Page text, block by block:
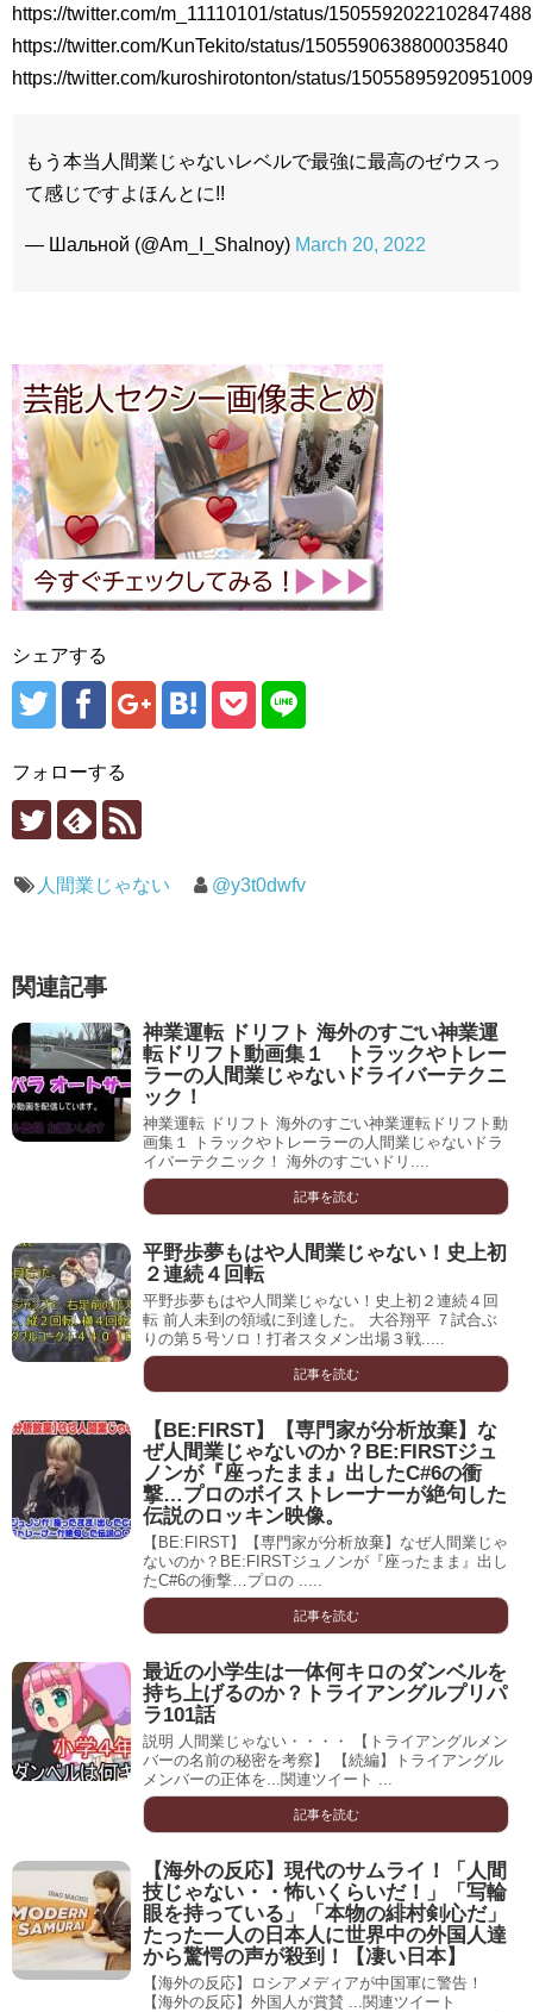
https://twitter.com/m_11110101/status/1505592022102847488
https://twitter.com/KunTekito/status/1505590638800035840
https://twitter.com/kuroshirotonton/status/
もう本当人間業じゃないレベルで最強に最高のゼウスっ
て感じですよほんとに!!
— Шальной (@Am_I_Shalnoy) March 20, 2022
シェアする
フォローする
人間業じゃない @y3t0dwfv
関連記事
神業運転 ドリフト 海外のすごい神業運
転ドリフト動画集１ トラックやトレー
ラーの人間業じゃないドライバーテクニ
ック！
神業運転 ドリフト 海外のすごい神業運転ドリフト動
画集１ トラックやトレーラーの人間業じゃないドラ
イバーテクニック！ 海外のすごいドリ....
記事を読む
平野歩夢もはや人間業じゃない！史上初
２連続４回転
平野歩夢もはや人間業じゃない！史上初２連続４回
転 前人未到の領域に到達した。 大谷翔平 ７試合ぶ
りの第５号ソロ！打者スタメン出場３戦.....
記事を読む
【BE:FIRST】【専門家が分析放棄】な
ぜ人間業じゃないのか？BE:FIRSTジュ
ノンが『座ったまま』出したC#6の衝
撃…プロのボイストレーナーが絶句した
伝説のロッキン映像。
【BE:FIRST】【専門家が分析放棄】なぜ人間業じゃ
ないのか？BE:FIRSTジュノンが『座ったまま』出し
たC#6の衝撃…プロの .....
記事を読む
最近の小学生は一体何キロのダンベルを
持ち上げるのか？トライアングルプリパ
ラ101話
説明 人間業じゃない・・・・ 【トライアングルメン
バーの名前の秘密を考察】 【続編】トライアングル
メンバーの正体を...関連ツイート ...
記事を読む
【海外の反応】現代のサムライ！「人間
技じゃない・・怖いくらいだ！」「写輪
眼を持っている」「本物の緋村剣心だ」
たった一人の日本人に世界中の外国人達
から驚愕の声が殺到！【凄い日本】
【海外の反応】ロシアメディアが中国軍に警告！
【海外の反応】外国人が賞賛 ...関連ツイート